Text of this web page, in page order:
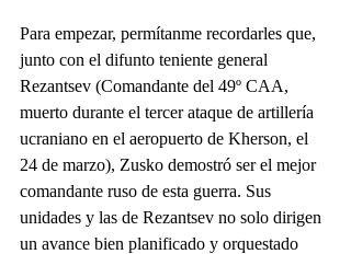
Para empezar, permítanme recordarles que,
junto con el difunto teniente general
Rezantsev (Comandante del 49º CAA,
muerto durante el tercer ataque de artillería
ucraniano en el aeropuerto de Kherson, el
24 de marzo), Zusko demostró ser el mejor
comandante ruso de esta guerra. Sus
unidades y las de Rezantsev no solo dirigen
un avance bien planificado y orquestado